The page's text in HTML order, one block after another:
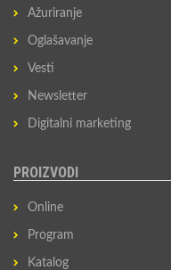
Ažuriranje
Oglašavanje
Vesti
Newsletter
Digitalni marketing
PROIZVODI
Online
Program
Katalog